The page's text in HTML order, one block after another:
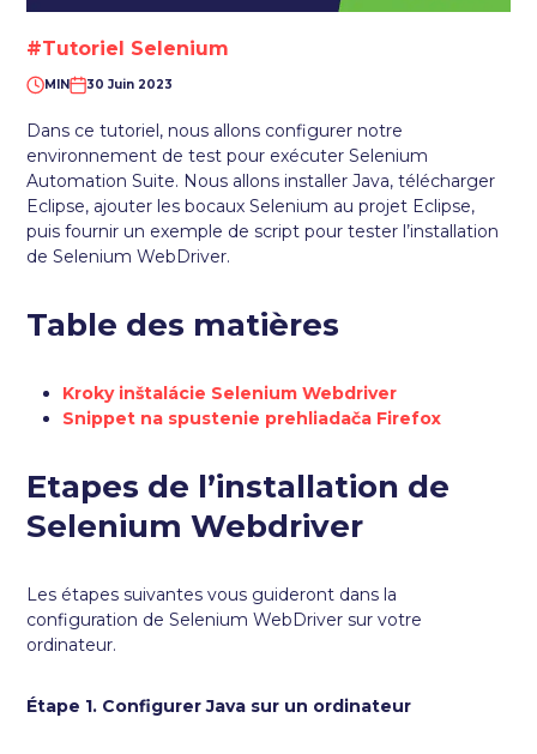
#Tutoriel Selenium
MIN 30 Juin 2023
Dans ce tutoriel, nous allons configurer notre
environnement de test pour exécuter Selenium
Automation Suite. Nous allons installer Java, télécharger
Eclipse, ajouter les bocaux Selenium au projet Eclipse,
puis fournir un exemple de script pour tester l’installation
de Selenium WebDriver.
Table des matières
Kroky inštalácie Selenium Webdriver
Snippet na spustenie prehliadača Firefox
Etapes de l’installation de
Selenium Webdriver
Les étapes suivantes vous guideront dans la
configuration de Selenium WebDriver sur votre
ordinateur.
Étape 1. Configurer Java sur un ordinateur